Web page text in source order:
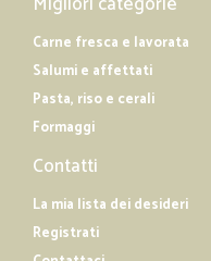
Carne fresca e lavorata
Salumi e affettati
Pasta, riso e cerali
Formaggi
Contatti
La mia lista dei desideri
Registrati